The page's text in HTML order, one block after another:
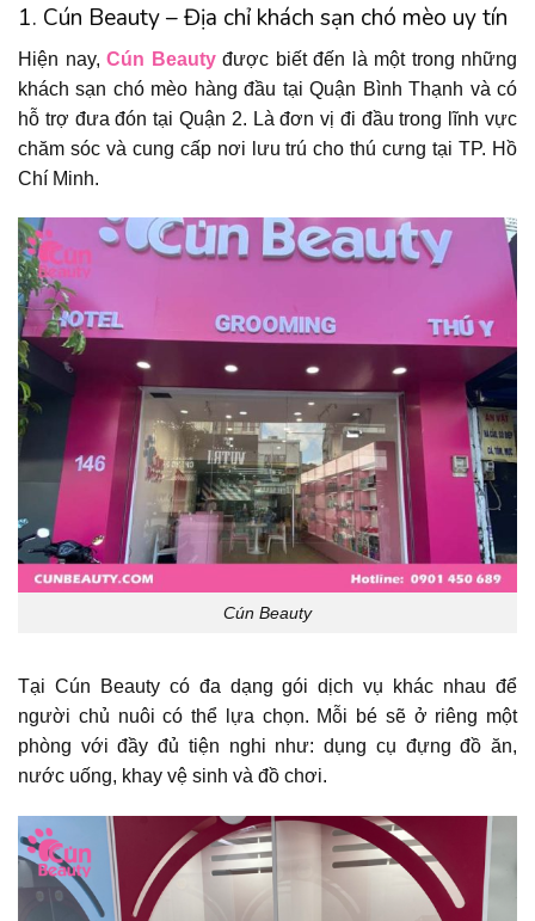
1. Cún Beauty – Địa chỉ khách sạn chó mèo uy tín
Hiện nay, Cún Beautyđược biết đến là một trong những
khách sạn chó mèo hàng đầu tại Quận Bình Thạnh và có
hỗ trợ đưa đón tại Quận 2. Là đơn vị đi đầu trong lĩnh vực
chăm sóc và cung cấp nơi lưu trú cho thú cưng tại TP. Hồ
Chí Minh.
Cún Beauty
Tại Cún Beauty có đa dạng gói dịch vụ khác nhau để
người chủ nuôi có thể lựa chọn. Mỗi bé sẽ ở riêng một
phòng với đầy đủ tiện nghi như: dụng cụ đựng đồ ăn,
nước uống, khay vệ sinh và đồ chơi.